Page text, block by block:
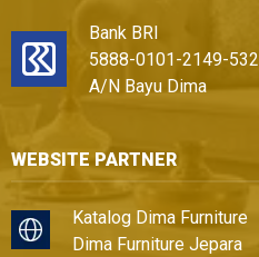
Bank BRI
5888-0101-2149-532
A/N Bayu Dima
WEBSITE PARTNER
Katalog Dima Furniture
Dima Furniture Jepara